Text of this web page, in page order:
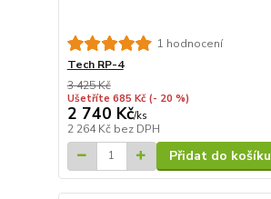
1 hodnocení
Tech RP-4
3 425 Kč
Ušetříte 685 Kč (- 20 %)
2 740 Kč/ks
2 264 Kč bez DPH
Přidat do košíku